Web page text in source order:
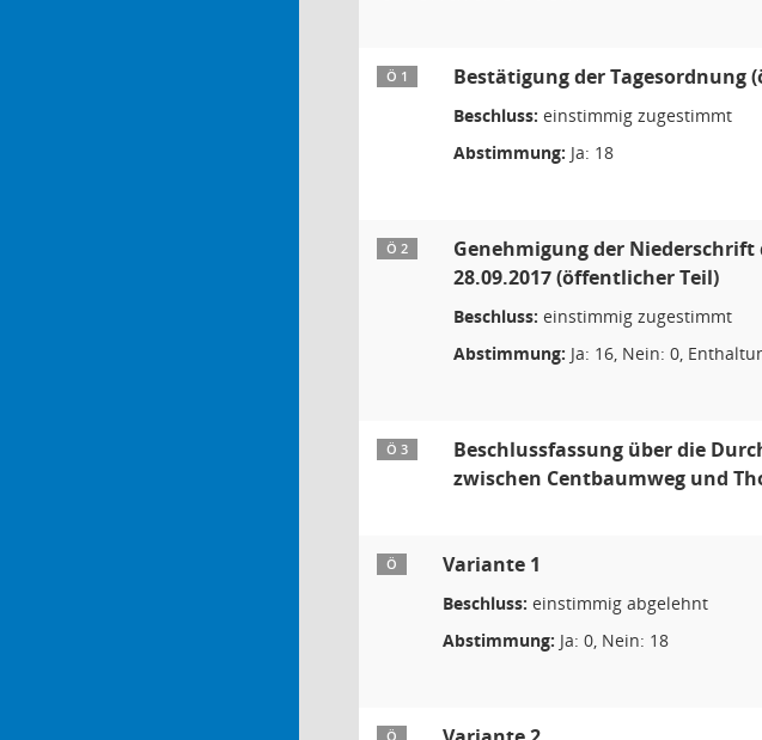
Ö 1 Bestätigung der Tagesordnung
Beschluss: einstimmig zugestimmt
Abstimmung: Ja: 18
Ö 2
Genehmigung der
28.09.2017 (öffentlicher Teil)
Beschluss: einstimmig zugestimmt
Abstimmung: Ja: 16, Nein: 0,
Ö 3
Beschlussfassung über die
zwischen Centbaumweg und
Ö Variante 1
Beschluss: einstimmig abgelehnt
Abstimmung: Ja: 0, Nein: 18
Ö